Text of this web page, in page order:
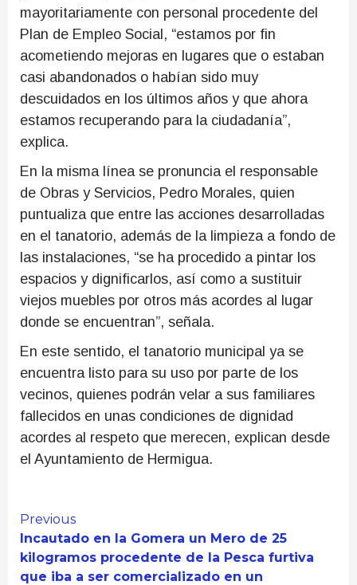
mayoritariamente con personal procedente del
Plan de Empleo Social, “estamos por fin
acometiendo mejoras en lugares que o estaban
casi abandonados o habían sido muy
descuidados en los últimos años y que ahora
estamos recuperando para la ciudadanía”,
explica.
En la misma línea se pronuncia el responsable
de Obras y Servicios, Pedro Morales, quien
puntualiza que entre las acciones desarrolladas
en el tanatorio, además de la limpieza a fondo de
las instalaciones, “se ha procedido a pintar los
espacios y dignificarlos, así como a sustituir
viejos muebles por otros más acordes al lugar
donde se encuentran”, señala.
En este sentido, el tanatorio municipal ya se
encuentra listo para su uso por parte de los
vecinos, quienes podrán velar a sus familiares
fallecidos en unas condiciones de dignidad
acordes al respeto que merecen, explican desde
el Ayuntamiento de Hermigua.
Continue
Reading
Previous
Incautado en la Gomera un Mero de 25
kilogramos procedente de la Pesca furtiva
que iba a ser comercializado en un